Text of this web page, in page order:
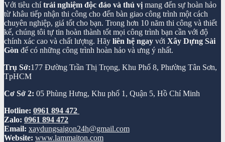
Với tiêu chítrải nghiệm độc đáo và thú vị mang đến sự hoàn hảo
từ khâu tiếp nhận thi công cho đến bàn giao công trình một cách
chuyên nghiệp, giá tốt cho bạn. Trong hơn 10 năm thi công và thiết
kế, chúng tôi tự tin hoàn thành tốt mọi công trình bạn cần với độ
chính xác cao và chất lượng. Hãy liên hệ ngay với Xây Dựng Sài
Gòn để có những công trình hoàn hảo và ưng ý nhất.
Trụ Sở:177 Đường Trần Thị Trọng, Khu Phố 8, Phường Tân Sơn,
TpHCM
Cơ Sở 2: 05 Phùng Hưng, Khu phố 1, Quận 5, Hồ Chí Minh
Hotline: 0961 894 472
Zalo: 0961 894 472
Email: xaydungsaigon24h@gmail.com
Website: www.lammaiton.com